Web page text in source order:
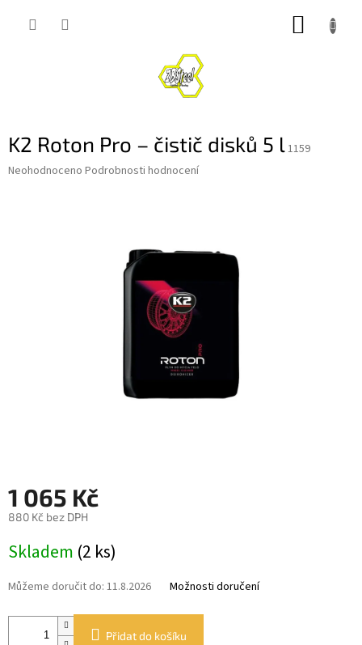
K2 Roton Pro – čistič disků 5 l1159
Průměrné
Neohodnoceno Podrobnosti hodnocení
1 065 Kč
880 Kč bez DPH
cena:
Skladem (2 ks)
Můžeme doručit do: 11.8.2026 Možnosti doručení
Přidat do košíku